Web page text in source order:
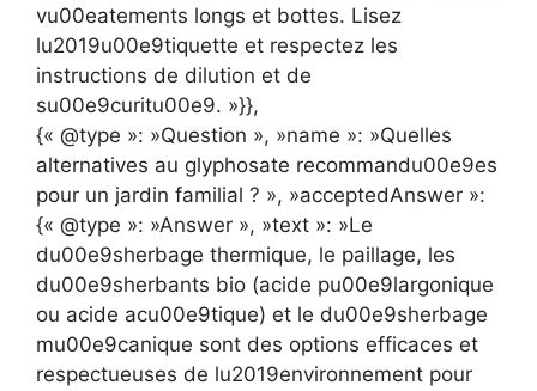
vu00eatements longs et bottes. Lisez
lu2019u00e9tiquette et respectez les
instructions de dilution et de
su00e9curitu00e9. »}},
{« @type »: »Question », »name »: »Quelles
alternatives au glyphosate recommandu00e9es
pour un jardin familial ? », »acceptedAnswer »:
{« @type »: »Answer », »text »: »Le
du00e9sherbage thermique, le paillage, les
du00e9sherbants bio (acide pu00e9largonique
ou acide acu00e9tique) et le du00e9sherbage
mu00e9canique sont des options efficaces et
respectueuses de lu2019environnement pour